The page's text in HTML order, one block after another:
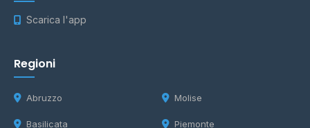
Scarica l'app
Regioni
Abruzzo
Basilicata
Molise
Piemonte